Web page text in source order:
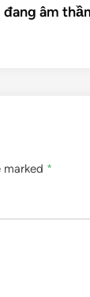
đang âm
marked *